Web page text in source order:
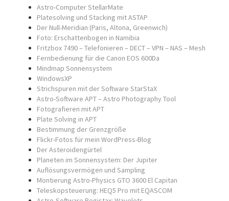
Astro-Computer StellarMate
Platesolving und Stacking mit ASTAP
Der Null-Meridian (Paris, Altona, Greenwich)
Foto: Erschattenbogen in Namibia
Fritzbox 7490 – Telefonieren – DECT – VPN – NAS – Mesh
Fernbedienung für die Canon EOS 600Da
Mindmap Sonnensystem
WindowsXP
Strichspuren mit der Software StarStaX
Astro-Software APT – Astro Photography Tool
Fotografieren mit APT
Plate Solving in APT
Bestimmung der Grenzgröße
Flickr-Fotos für mein WordPress-Blog
Der Asteroidengürtel
Planeten im Sonnensystem: Der Jupiter
Auflösungsvermögen und Sampling
Montierung Astro-Physics GTO 3600 El Capitan
Teleskopsteuerung: HEQ5 Pro mit EQASCOM